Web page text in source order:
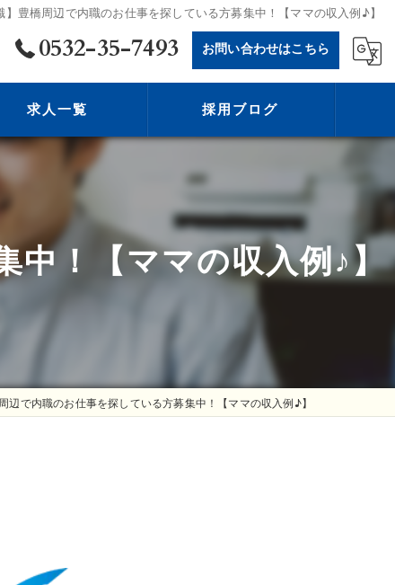
】豊橋周辺で内職のお仕事を探している方募集中！【ママの収入例♪】
0532-35-7493 お問い合わせはこちら
求人一覧 採用ブログ
中！【ママの収入例♪】
辺で内職のお仕事を探している方募集中！【ママの収入例♪】